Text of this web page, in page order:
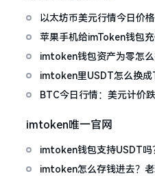
以太坊币美元行情今日价
免追涨杀跌被套牢
苹果手机给imToken钱包
imtoken钱包资产为零怎
imtoken里USDT怎么换成
波场币
BTC今日行情：美元计价
imtoken唯一官网
imtoken钱包支持USDT吗
imtoken怎么存钱进去？